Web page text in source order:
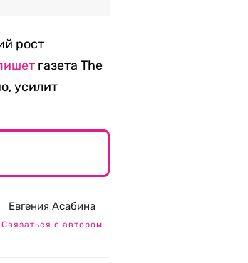
рост
газета The
усилит
Евгения Асабина
Связаться с автором